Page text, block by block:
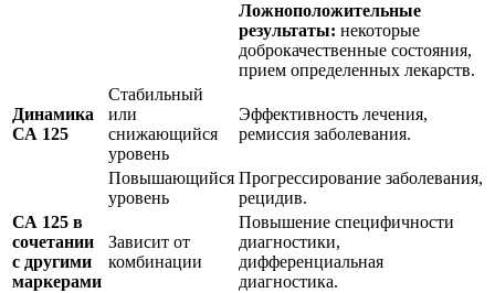
Ложноположительные
результаты: некоторые
доброкачественные состояния,
прием определенных лекарств.
Динамика
СА 125
Стабильный
или
снижающийся
уровень
Эффективность лечения,
ремиссия заболевания.
Повышающийся
уровень
Прогрессирование заболевания,
рецидив.
СА 125 в
сочетании
с другими
маркерами
Зависит от
комбинации
Повышение специфичности
диагностики,
дифференциальная
диагностика.